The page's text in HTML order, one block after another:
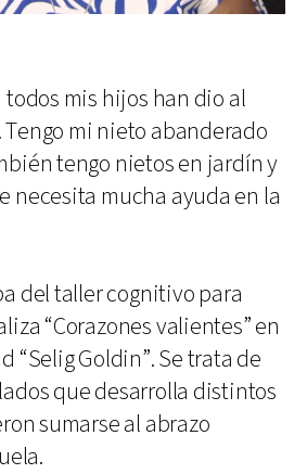
todos mis hijos han dio al
mi nieto abanderado
tengo nietos en jardín y
necesita mucha ayuda en la
del taller cognitivo para
“Corazones valientes” en
“Selig Goldin”. Se trata de
que desarrolla distintos
sumarse al abrazo